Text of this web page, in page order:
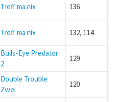
Treff ma nix 136
Treff ma nix 132, 114
Bulls-Eye Predator
2
129
Double Trouble
Zwei
120